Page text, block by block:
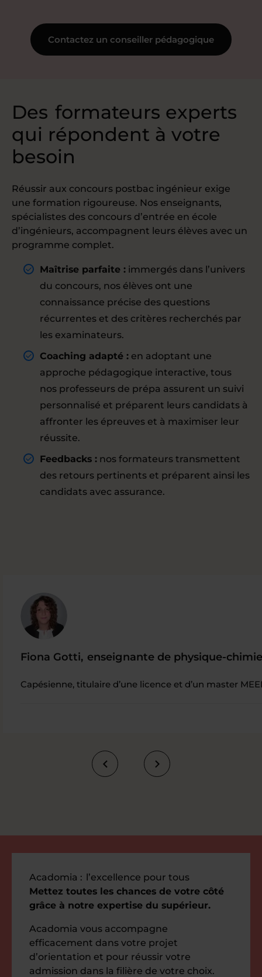
Contactez un conseiller pédagogique
Des formateurs experts
qui répondent à votre
besoin
Réussir aux concours postbac ingénieur exige
une formation rigoureuse. Nos enseignants,
spécialistes des concours d’entrée en école
d’ingénieurs, accompagnent leurs élèves avec un
programme complet.
Maîtrise parfaite : immergés dans l’univers
du concours, nos élèves ont une
connaissance précise des questions
récurrentes et des critères recherchés par
les examinateurs.
Coaching adapté : en adoptant une
approche pédagogique interactive, tous
nos professeurs de prépa assurent un suivi
personnalisé et préparent leurs candidats à
affronter les épreuves et à maximiser leur
réussite.
Feedbacks : nos formateurs transmettent
des retours pertinents et préparent ainsi les
candidats avec assurance.
Fiona Gotti, enseignante de physique-chimie
Capésienne, titulaire d’une licence et d’un master
Acadomia : l’excellence pour tous
Mettez toutes les chances de votre côté
grâce à notre expertise du supérieur.
Acadomia vous accompagne
efficacement dans votre projet
d’orientation et pour réussir votre
admission dans la filière de votre choix.